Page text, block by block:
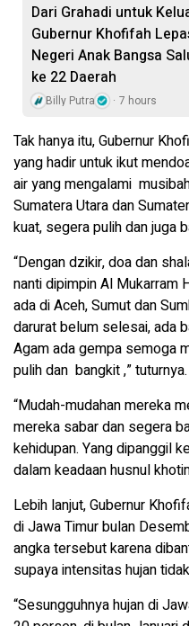
Dari Grahadi untuk
Gubernur Khofifah
Negeri Anak Bangsa
ke 22 Daerah
Billy Putra 7 hours
Tak hanya itu, Gubernur
yang hadir untuk ikut
air yang mengalami
Sumatera Utara dan
kuat, segera pulih dan juga
“Dengan dzikir, doa dan
nanti dipimpin Al Mukarram
ada di Aceh, Sumut dan
darurat belum selesai, ada
Agam ada gempa semoga
pulih dan bangkit ,” tuturnya.
“Mudah-mudahan mereka
mereka sabar dan segera
kehidupan. Yang dipanggil
dalam keadaan husnul
Lebih lanjut, Gubernur
di Jawa Timur bulan
angka tersebut karena
supaya intensitas hujan
“Sesungguhnya hujan di